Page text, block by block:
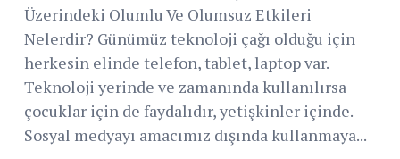
Üzerindeki Olumlu Ve Olumsuz Etkileri
Nelerdir? Günümüz teknoloji çağı olduğu için
herkesin elinde telefon, tablet, laptop var.
Teknoloji yerinde ve zamanında kullanılırsa
çocuklar için de faydalıdır, yetişkinler içinde.
Sosyal medyayı amacımız dışında kullanmaya...